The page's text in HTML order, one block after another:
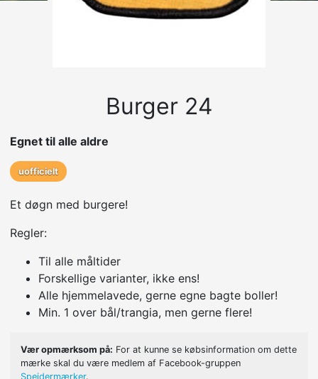
Burger 24
Egnet til alle aldre
uofficielt
Et døgn med burgere!
Regler:
Til alle måltider
Forskellige varianter, ikke ens!
Alle hjemmelavede, gerne egne bagte boller!
Min. 1 over bål/trangia, men gerne flere!
Vær opmærksom på: For at kunne se købsinformation om dette
mærke skal du være medlem af Facebook-gruppen
Spejdermærker.